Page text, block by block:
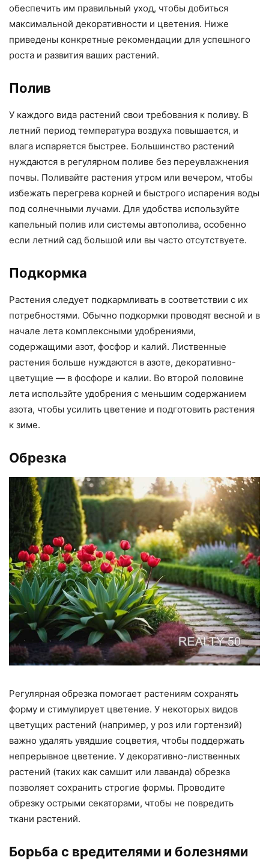
обеспечить им правильный уход, чтобы добиться
максимальной декоративности и цветения. Ниже
приведены конкретные рекомендации для успешного
роста и развития ваших растений.
Полив
У каждого вида растений свои требования к поливу. В
летний период температура воздуха повышается, и
влага испаряется быстрее. Большинство растений
нуждаются в регулярном поливе без переувлажнения
почвы. Поливайте растения утром или вечером, чтобы
избежать перегрева корней и быстрого испарения воды
под солнечными лучами. Для удобства используйте
капельный полив или системы автополива, особенно
если летний сад большой или вы часто отсутствуете.
Подкормка
Растения следует подкармливать в соответствии с их
потребностями. Обычно подкормки проводят весной и в
начале лета комплексными удобрениями,
содержащими азот, фосфор и калий. Лиственные
растения больше нуждаются в азоте, декоративно-
цветущие — в фосфоре и калии. Во второй половине
лета использйте удобрения с меньшим содержанием
азота, чтобы усилить цветение и подготовить растения
к зиме.
Обрезка
Регулярная обрезка помогает растениям сохранять
форму и стимулирует цветение. У некоторых видов
цветущих растений (например, у роз или гортензий)
важно удалять увядшие соцветия, чтобы поддержать
непрерывное цветение. У декоративно-лиственных
растений (таких как самшит или лаванда) обрезка
позволяет сохранить строгие формы. Проводите
обрезку острыми секаторами, чтобы не повредить
ткани растений.
Борьба с вредителями и болезнями